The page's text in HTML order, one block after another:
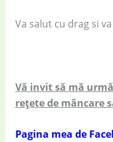
Va salut cu drag si
Vă invit să mă
rețete de mâncare
Pagina mea de